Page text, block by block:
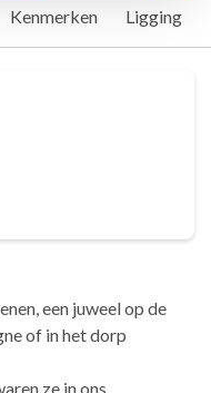
Kenmerken Ligging
een juweel op de
of in het dorp
ze in ons